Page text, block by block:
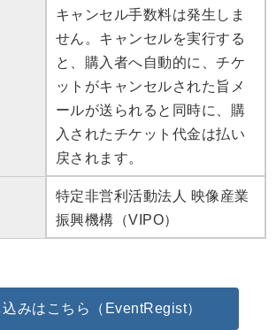
キャンセル手数料は発生しま
せん。キャンセルを実行する
と、購入者へ自動的に、チケ
ットがキャンセルされた旨メ
ールが送られると同時に、購
入されたチケット代金は払い
戻されます。
特定非営利活動法人 映像産業
振興機構（VIPO）
みはこちら（EventRegist）